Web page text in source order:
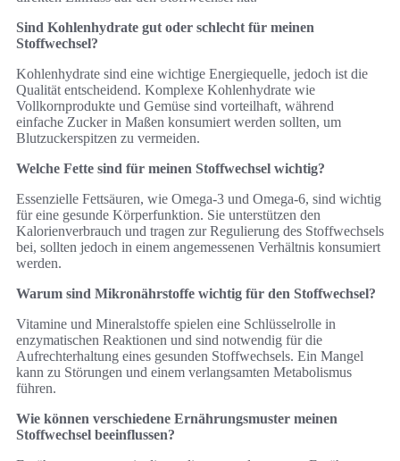
Sind Kohlenhydrate gut oder schlecht für meinen
Stoffwechsel?
Kohlenhydrate sind eine wichtige Energiequelle, jedoch ist die
Qualität entscheidend. Komplexe Kohlenhydrate wie
Vollkornprodukte und Gemüse sind vorteilhaft, während
einfache Zucker in Maßen konsumiert werden sollten, um
Blutzuckerspitzen zu vermeiden.
Welche Fette sind für meinen Stoffwechsel wichtig?
Essenzielle Fettsäuren, wie Omega-3 und Omega-6, sind wichtig
für eine gesunde Körperfunktion. Sie unterstützen den
Kalorienverbrauch und tragen zur Regulierung des Stoffwechsels
bei, sollten jedoch in einem angemessenen Verhältnis konsumiert
werden.
Warum sind Mikronährstoffe wichtig für den Stoffwechsel?
Vitamine und Mineralstoffe spielen eine Schlüsselrolle in
enzymatischen Reaktionen und sind notwendig für die
Aufrechterhaltung eines gesunden Stoffwechsels. Ein Mangel
kann zu Störungen und einem verlangsamten Metabolismus
führen.
Wie können verschiedene Ernährungsmuster meinen
Stoffwechsel beeinflussen?